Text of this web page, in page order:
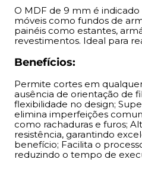
O MDF de 9 mm é
móveis como fundos de
painéis como estantes,
revestimentos. Ideal para
Benefícios:
Permite cortes em
ausência de orientação de
flexibilidade no design;
elimina imperfeições
como rachaduras e furos;
resistência, garantindo
benefício; Facilita o
reduzindo o tempo de